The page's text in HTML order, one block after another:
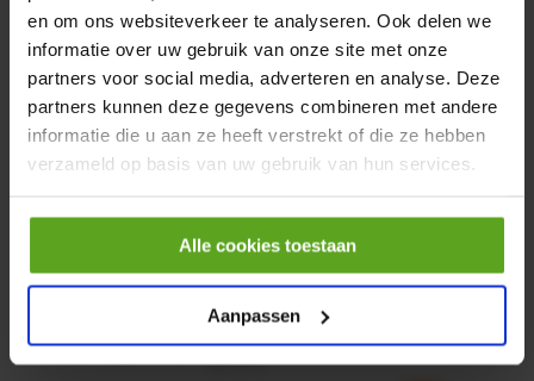
en om ons websiteverkeer te analyseren. Ook delen we
informatie over uw gebruik van onze site met onze
partners voor social media, adverteren en analyse. Deze
partners kunnen deze gegevens combineren met andere
informatie die u aan ze heeft verstrekt of die ze hebben
verzameld op basis van uw gebruik van hun services.
Alle cookies toestaan
Aanpassen
Artikelnummer: CPR501
Baltrotors
€ 19,99
incl. BTW
− +
0,25KW
Merknaam:Emmegi
€ 32,50
incl. BTW